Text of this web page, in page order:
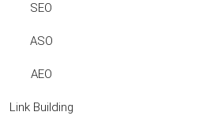
SEO
ASO
AEO
Link Building